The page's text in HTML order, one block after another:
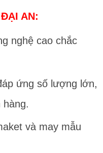
AN:
nghệ cao chắc
ứng số lượng lớn,
hàng.
và may mẫu